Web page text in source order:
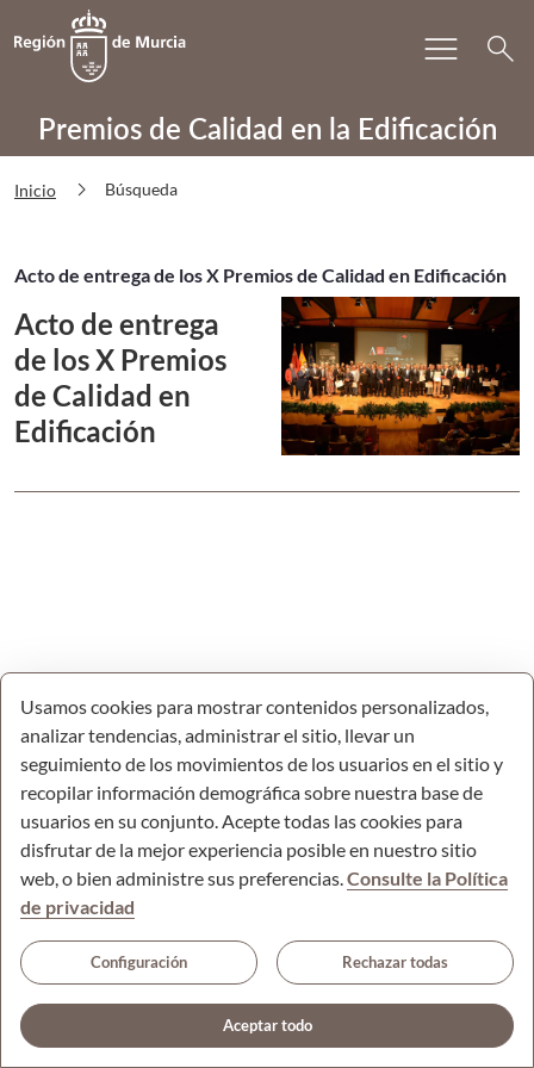
PRECAE Búsqueda
Volver a
Ir a
menu search
Premios de Calidad en la Edificación
Inicio chevron_right Búsqueda
Acto de entrega de los X Premios de Calidad en Edificación
Acto de entrega
de los X Premios
de Calidad en
Edificación
© Todos los derechos reservados.
Comunidad Autónoma de la Región de Murcia.
Protección de Datos
Usamos cookies para mostrar contenidos personalizados,
analizar tendencias, administrar el sitio, llevar un
seguimiento de los movimientos de los usuarios en el sitio y
recopilar información demográfica sobre nuestra base de
usuarios en su conjunto. Acepte todas las cookies para
disfrutar de la mejor experiencia posible en nuestro sitio
web, o bien administre sus preferencias.Consulte la Política
de privacidad
Configuración
Aceptar todo
Rechazar todas